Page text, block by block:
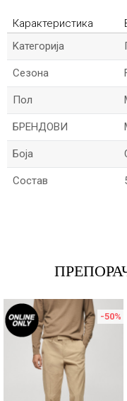
Карактеристика
Kатегорија
Сезона
Пол
БРЕНДОВИ
Боја
Состав
Порака
-50%